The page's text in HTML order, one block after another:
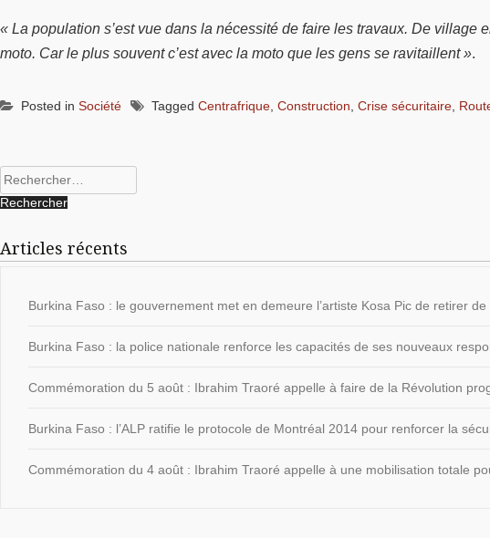
« La population s’est vue dans la nécessité de faire les travaux. De
moto. Car le plus souvent c’est avec la moto que les gens se ravitaillent ».
Posted in Société Tagged Centrafrique Construction Crise sécuritaire
Rechercher :
Articles récents
Burkina Faso : le gouvernement met en demeure l’artiste Kosa Pic de retirer
Burkina Faso : la police nationale renforce les capacités de ses nouveaux
Commémoration du 5 août : Ibrahim Traoré appelle à faire de la Révolution
Burkina Faso : l’ALP ratifie le protocole de Montréal 2014 pour renforcer la
Commémoration du 4 août : Ibrahim Traoré appelle à une mobilisation totale